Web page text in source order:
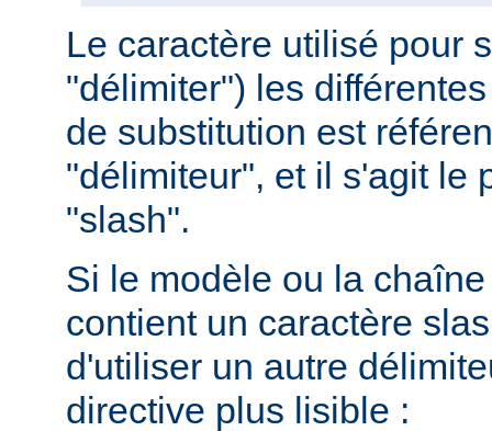
Le caractère utilisé pour
"délimiter") les
de substitution est
"délimiteur", et il s'agit le
"slash".
Si le modèle ou la
contient un caractère
d'utiliser un autre
directive plus lisible :